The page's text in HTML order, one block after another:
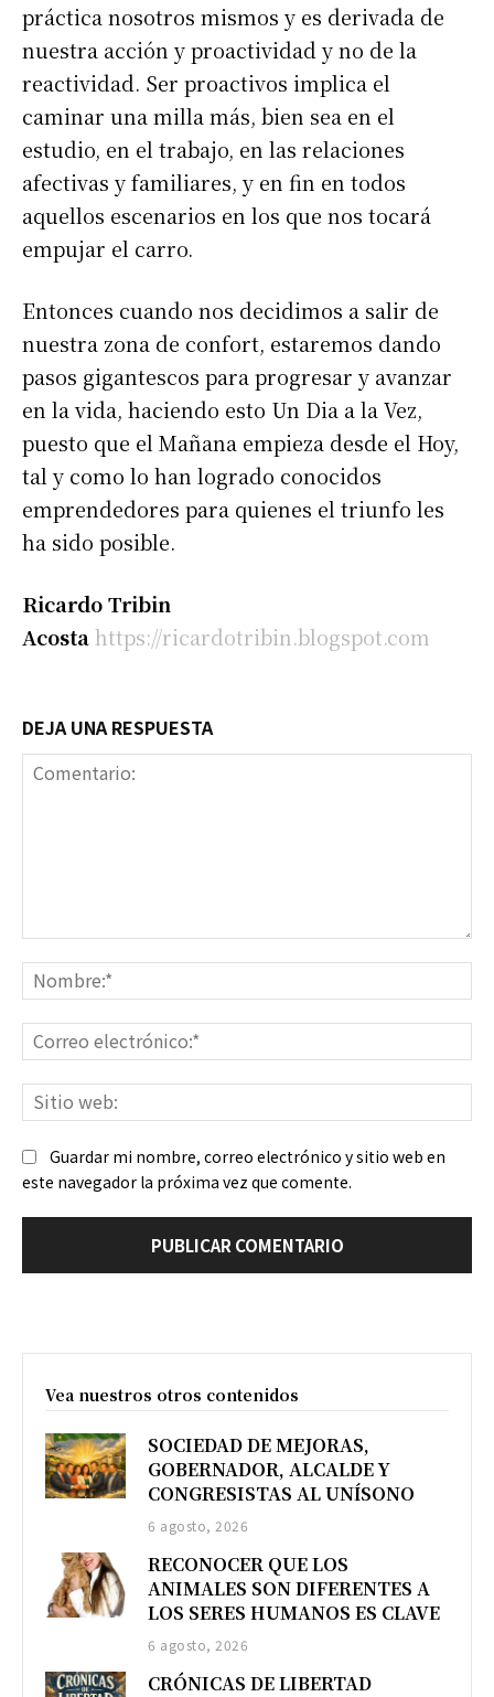
práctica nosotros mismos y es derivada de
nuestra acción y proactividad y no de la
reactividad. Ser proactivos implica el
caminar una milla más, bien sea en el
estudio, en el trabajo, en las relaciones
afectivas y familiares, y en fin en todos
aquellos escenarios en los que nos tocará
empujar el carro.
Entonces cuando nos decidimos a salir de
nuestra zona de confort, estaremos dando
pasos gigantescos para progresar y avanzar
en la vida, haciendo esto Un Dia a la Vez,
puesto que el Mañana empieza desde el Hoy,
tal y como lo han logrado conocidos
emprendedores para quienes el triunfo les
ha sido posible.
Ricardo Tribin
Acosta https://ricardotribin.blogspot.com
DEJA UNA RESPUESTA
Guardar mi nombre, correo electrónico y sitio web en
este navegador la próxima vez que comente.
Vea nuestros otros contenidos
SOCIEDAD DE MEJORAS,
GOBERNADOR, ALCALDE Y
CONGRESISTAS AL UNÍSONO
6 agosto, 2026
RECONOCER QUE LOS
ANIMALES SON DIFERENTES A
LOS SERES HUMANOS ES CLAVE
6 agosto, 2026
CRÓNICAS DE LIBERTAD